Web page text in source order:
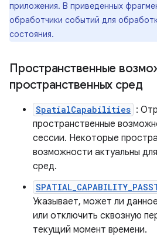
приложения. В приведенных
обработчики событий для
состояния.
Пространственные
пространственных сред
SpatialCapabilities :
пространственные
сессии. Некоторые
возможности актуальны
сред.
Указывает, может ли
или отключить сквозную
текущий момент времени.